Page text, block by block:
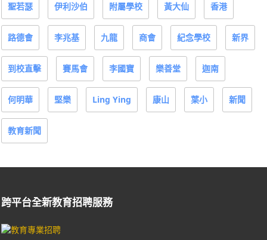
聖若瑟 伊利沙伯 附屬學校 黃大仙 香港
路德會 李兆基 九龍 商會 紀念學校 新界
到校直擊 賽馬會 李國寶 樂善堂 迦南
何明華 堅樂 Ling Ying 康山 葉小 新聞
教育新聞
跨平台全新教育招聘服務